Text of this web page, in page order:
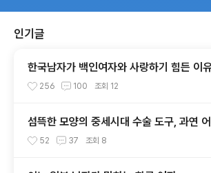
인기글
한국남자가 백인여자와 사랑하기 힘든 이
256 100 조회 12
섬뜩한 모양의 중세시대 수술 도구, 과연
게 쓰였을까
52 37 조회 8